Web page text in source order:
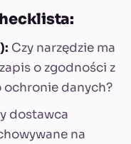
Czy narzędzie ma
o zgodności z
danych?
dostawca
na